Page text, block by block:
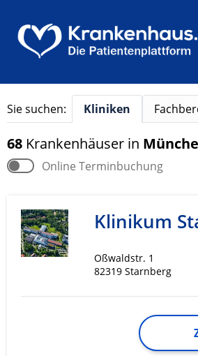
Sie suchen: Kliniken
68 Krankenhäuser in
Online Terminbuchung
Klinikum
Oßwaldstr. 1
82319 Starnberg